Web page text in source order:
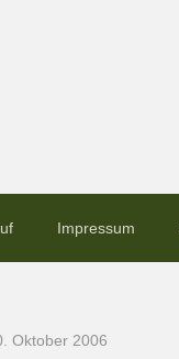
Impressum
Oktober 2006